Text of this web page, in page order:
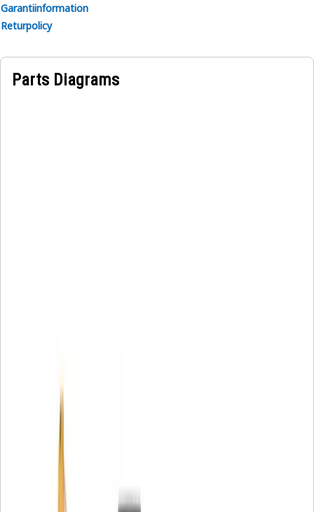
Garantiinformation
Returpolicy
Parts Diagrams